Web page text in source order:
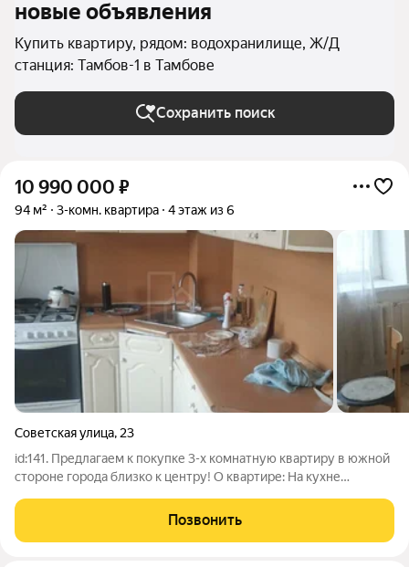
новые объявления
Купить квартиру, рядом: водохранилище, Ж/Д
станция: Тамбов-1 в Тамбове
Сохранить поиск
10 990 000 ₽
94 м² 3-комн. квартира 4 этаж из 6
Советская улица, 23
id:141. Предлагаем к покупке 3-х кoмнaтную квартиру в южной
стороне города близко к центру! О квартире: На кухне
полностью в плитке Застекленная лоджия Высокие потолки
Удобная прихожая Просторные
Позвонить